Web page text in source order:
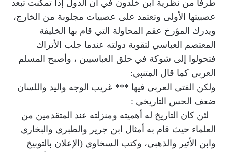
طرفاً من نظرية ابن خلدون في أن الدول إذا تمكنت تبعد
عصبيتها الأولى وتعتمد على عصبيات مجلوبة من الخارج،
ويدرك المؤرخ عقم المحاولة التي قام بها الخليفة
المعتصم العباسي لتقوية دولته عندما جلب الأتراك
فتحولوا إلى شوكة في حلق العباسيين ، وأصبح المسلم
العربي كما قال المتنبي:
ولكن الفتى العربي فيها *** غريب الوجه واليد واللسان
ضعف الحس التاريخي :
– لئن كان التاريخ له أهميته ومنزلته عند المتقدمين من
العلماء حيث قام به أمثال ابن جرير والطبري والبخاري
وابن الأثير والذهبي، وكتب السخاوي (الإعلان بالتوبيخ